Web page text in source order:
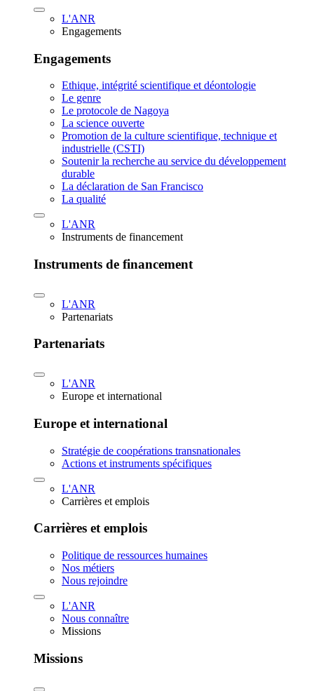
L'ANR
Engagements
Engagements
Ethique, intégrité scientifique et déontologie
Le genre
Le protocole de Nagoya
La science ouverte
Promotion de la culture scientifique, technique et
industrielle (CSTI)
Soutenir la recherche au service du développement
durable
La déclaration de San Francisco
La qualité
L'ANR
Instruments de financement
Instruments de financement
L'ANR
Partenariats
Partenariats
L'ANR
Europe et international
Europe et international
Stratégie de coopérations transnationales
Actions et instruments spécifiques
L'ANR
Carrières et emplois
Carrières et emplois
Politique de ressources humaines
Nos métiers
Nous rejoindre
L'ANR
Nous connaître
Missions
Missions